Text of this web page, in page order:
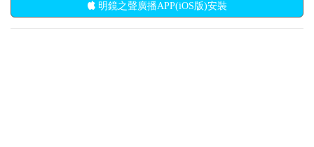
明鏡之聲廣播APP(iOS版)安裝